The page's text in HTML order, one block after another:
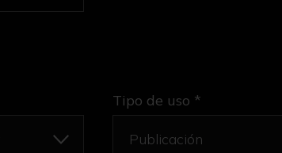
Tipo de uso *